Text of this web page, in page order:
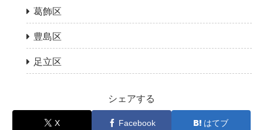
葛飾区
豊島区
足立区
シェアする
X Facebook はてブ